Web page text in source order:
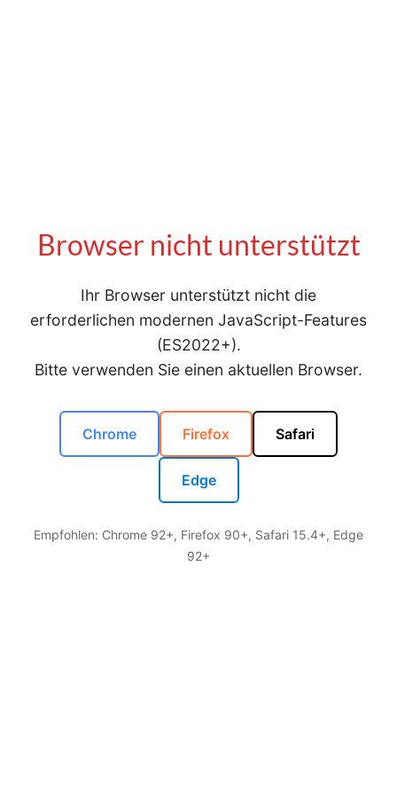
Browser nicht unterstützt
Ihr Browser unterstützt nicht die
erforderlichen modernen JavaScript-Features
(ES2022+).
Bitte verwenden Sie einen aktuellen Browser.
Chrome Firefox Safari
Edge
Empfohlen: Chrome 92+, Firefox 90+, Safari 15.4+, Edge
92+